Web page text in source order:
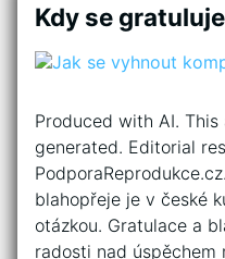
Kdy se
Produced with AI.
generated. Editorial
blahopřeje je v české
otázkou. Gratulace a
radosti nad úspěchem